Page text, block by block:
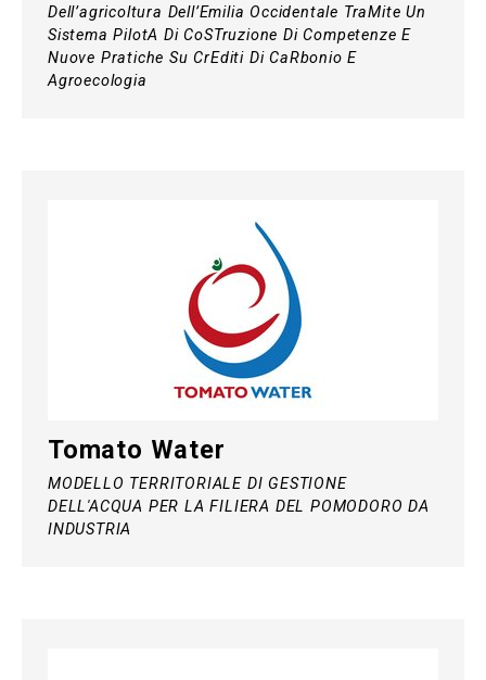
Dell’agricoltura Dell’Emilia Occidentale TraMite Un
Sistema PilotA Di CoSTruzione Di Competenze E
Nuove Pratiche Su CrEditi Di CaRbonio E
Agroecologia
Tomato Water
MODELLO TERRITORIALE DI GESTIONE
DELL'ACQUA PER LA FILIERA DEL POMODORO DA
INDUSTRIA